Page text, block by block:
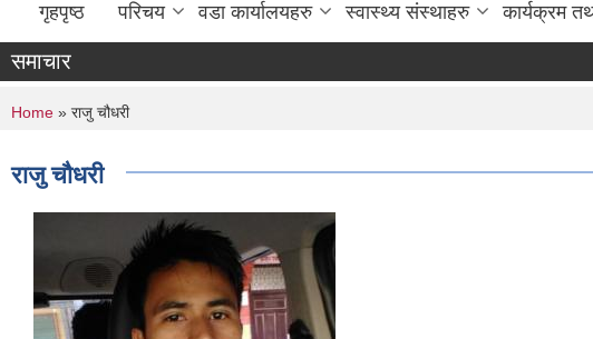
गृहपृष्ठ परिचय वडा कार्यालयहरु स्वास्थ्य संस्थाहरु कार्यक्रम
समाचार
You are here
Home » राजु चौधरी
राजु चौधरी